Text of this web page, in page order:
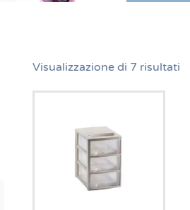
Visualizzazione di 7 risultati